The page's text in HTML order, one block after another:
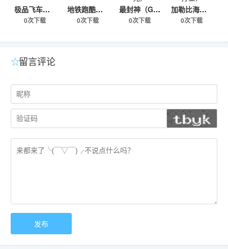
极品飞车免费版
0次下载
地铁跑酷墨西哥直充11.0
0次下载
最封神（GM特权刷充）
0次下载
加勒比海战姬（GM海克斯打金）
0次下载
留言评论